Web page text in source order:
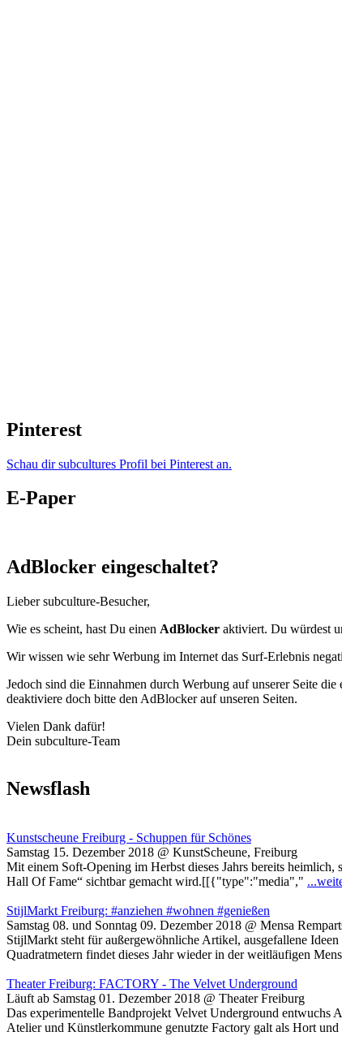
Pinterest
Schau dir subcultures Profil bei Pinterest an.
E-Paper
AdBlocker eingeschaltet?
Lieber subculture-Besucher,
Wie es scheint, hast Du einen AdBlocker aktiviert. Du würdest
Wir wissen wie sehr Werbung im Internet das Surf-Erlebnis
Jedoch sind die Einnahmen durch Werbung auf unserer Seite
deaktiviere doch bitte den AdBlocker auf unseren Seiten.
Vielen Dank dafür!
Dein subculture-Team
Newsflash
Kunstscheune Freiburg - Schuppen für Schönes
Samstag 15. Dezember 2018 @ KunstScheune, Freiburg
Mit einem Soft-Opening im Herbst dieses Jahrs bereits
Hall Of Fame“ sichtbar gemacht wird.[[{"type":"media","
StijlMarkt Freiburg: #anziehen #wohnen #genießen
Samstag 08. und Sonntag 09. Dezember 2018 @ Mensa
StijlMarkt steht für außergewöhnliche Artikel, ausgefallene
Quadratmetern findet dieses Jahr wieder in der weitläufigen
Theater Freiburg: FACTORY - The Velvet Underground
Läuft ab Samstag 01. Dezember 2018 @ Theater Freiburg
Das experimentelle Bandprojekt Velvet Underground entwuchs
Atelier und Künstlerkommune genutzte Factory galt als Hort